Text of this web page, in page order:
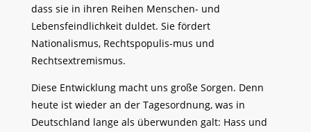
dass sie in ihren Reihen Menschen- und
Lebensfeindlichkeit duldet. Sie fördert
Nationalismus, Rechtspopulis-mus und
Rechtsextremismus.
Diese Entwicklung macht uns große Sorgen. Denn
heute ist wieder an der Tagesordnung, was in
Deutschland lange als überwunden galt: Hass und